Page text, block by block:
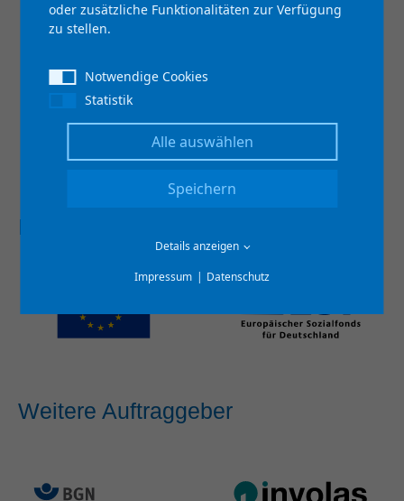
Europäische Union
Weitere Auftraggeber
oder zusätzliche Funktionalitäten zur Verfügung
zu stellen.
Notwendige Cookies
Statistik
Alle auswählen
Speichern
Details anzeigen
Impressum
Datenschutz